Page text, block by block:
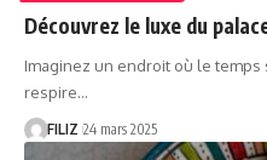
Découvrez le luxe du
Imaginez un endroit où le
respire…
FILIZ 24 mars 2025